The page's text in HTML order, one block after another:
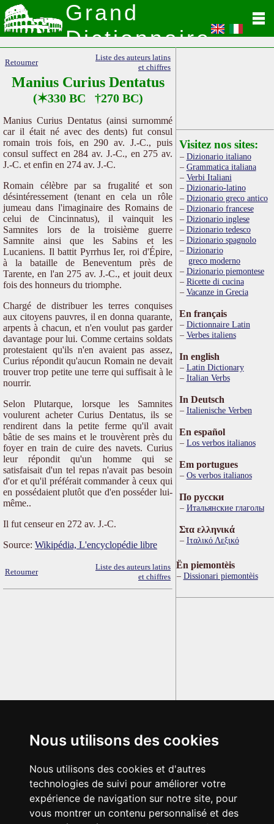
Nous utilisons des cookies
Nous utilisons des cookies et d'autres
technologies de suivi pour améliorer votre
expérience de navigation sur notre site, pour
vous montrer un contenu personnalisé et des
Grand
Dictionnaire
Latin
Retourner
Liste des auteurs latins
et chiffres
Manius Curius Dentatus
(✶330 BC †270 BC)
Manius Curius Dentatus (ainsi surnommé
car il était né avec des dents) fut consul
romain trois fois, en 290 av. J.-C., puis
consul suffect en 284 av. J.-C., en 275 av.
J.-C. et enfin en 274 av. J.-C.
Romain célèbre par sa frugalité et son
désintéressement (tenant en cela un rôle
jumeau dans l'imaginaire des Romains de
celui de Cincinnatus), il vainquit les
Samnites lors de la troisième guerre
Samnite ainsi que les Sabins et les
Lucaniens. Il battit Pyrrhus Ier, roi d'Épire,
à la bataille de Beneventum près de
Tarente, en l'an 275 av. J.-C., et jouit deux
fois des honneurs du triomphe.
Chargé de distribuer les terres conquises
aux citoyens pauvres, il en donna quarante,
arpents à chacun, et n'en voulut pas garder
davantage pour lui. Comme certains soldats
protestaient qu'ils n'en avaient pas assez,
Curius répondit qu'aucun Romain ne devait
trouver trop petite une terre qui suffisait à le
nourrir.
Selon Plutarque, lorsque les Samnites
voulurent acheter Curius Dentatus, ils se
rendirent dans la petite ferme qu'il avait
bâtie de ses mains et le trouvèrent près du
foyer en train de cuire des navets. Curius
leur répondit qu'un homme qui se
satisfaisait d'un tel repas n'avait pas besoin
d'or et qu'il préférait commander à ceux qui
en possédaient plutôt que d'en posséder lui-
même..
Il fut censeur en 272 av. J.-C.
Source: Wikipédia, L'encyclopédie libre
Retourner
Liste des auteurs latins
et chiffres
Visitez nos sites:
Dizionario italiano
Grammatica italiana
Verbi Italiani
Dizionario-latino
Dizionario greco antico
Dizionario francese
Dizionario inglese
Dizionario tedesco
Dizionario spagnolo
Dizionario
greco moderno
Dizionario piemontese
Ricette di cucina
Vacanze in Grecia
En français
Dictionnaire Latin
Verbes italiens
In english
Latin Dictionary
Italian Verbs
In Deutsch
Italienische Verben
En español
Los verbos italianos
Em portugues
Os verbos italianos
По русски
Итальянские глаголы
Στα ελληνικά
Ιταλικό Λεξικό
Ën piemontèis
Dissionari piemontèis